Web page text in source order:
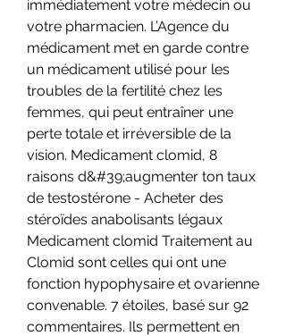
immédiatement votre médecin ou
votre pharmacien. L’Agence du
médicament met en garde contre
un médicament utilisé pour les
troubles de la fertilité chez les
femmes, qui peut entraîner une
perte totale et irréversible de la
vision. Medicament clomid, 8
raisons d&#39;augmenter ton taux
de testostérone - Acheter des
stéroïdes anabolisants légaux
Medicament clomid Traitement au
Clomid sont celles qui ont une
fonction hypophysaire et ovarienne
convenable. 7 étoiles, basé sur 92
commentaires. Ils permettent en